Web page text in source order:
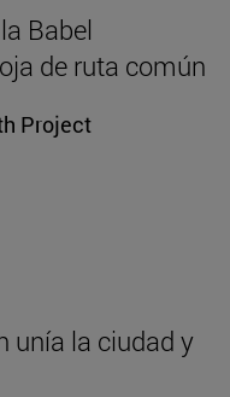
Babel
de ruta común
Project
unía la ciudad y